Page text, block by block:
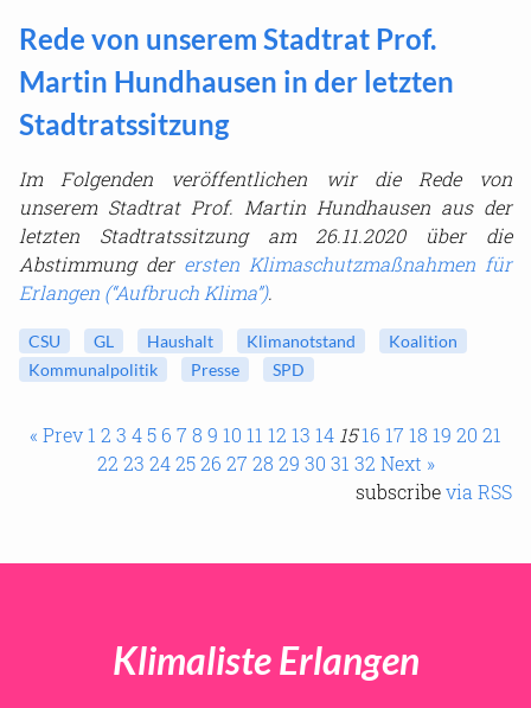
Rede von unserem Stadtrat Prof.
Martin Hundhausen in der letzten
Stadtratssitzung
Im Folgenden veröffentlichen wir die Rede von
unserem Stadtrat Prof. Martin Hundhausen aus der
letzten Stadtratssitzung am 26.11.2020 über die
Abstimmung der ersten Klimaschutzmaßnahmen für
Erlangen (“Aufbruch Klima”).
CSU GL Haushalt Klimanotstand
Koalition
Kommunalpolitik
Presse SPD
« Prev1 2 3 45 6 7 8 9 10 11 12 13 14 1516 17 18 19 20 21
22 23 24 25 26 27 28 29 30 31 32 Next »
subscribevia RSS
Klimaliste Erlangen